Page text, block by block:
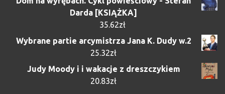
Darda [KSIĄŻKA]
35.62zł
Wybrane partie arcymistrza Jana K. Dudy w.2
25.32zł
Judy Moody i i wakacje z dreszczykiem
20.83zł